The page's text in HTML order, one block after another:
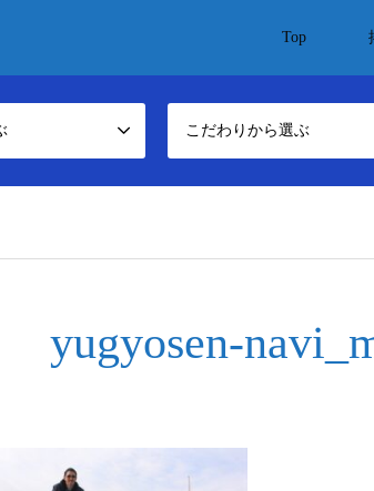
Top
こだわりから選ぶ
/home/xs141869/yugyosen-navi.com/public_html/wp-
yugyosen-